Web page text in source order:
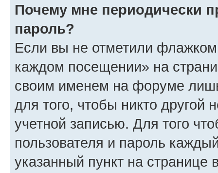
Почему мне периодически
пароль?
Если вы не отметили флажком
каждом посещении» на
своим именем на форуме
для того, чтобы никто другой
учетной записью. Для того
пользователя и пароль
указанный пункт на